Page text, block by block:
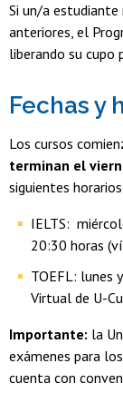
Si un/a
anteriores, el
liberando su cupo
Fechas y
Los cursos
terminan el
siguientes
IELTS:
20:30 horas
TOEFL: lunes
Virtual de U-
Importante: la
exámenes para
cuenta con